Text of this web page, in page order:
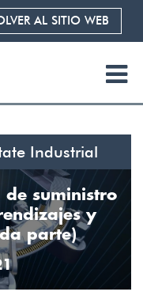
AL SITIO WEB
Industrial
de suministro
y
parte)